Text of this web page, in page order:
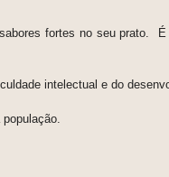
fortes no seu prato.
intelectual e do